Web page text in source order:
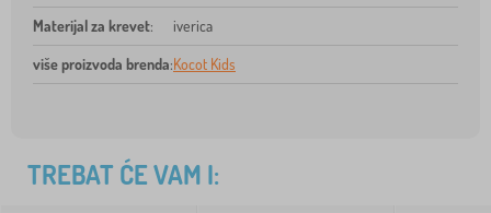
Materijal za krevet: iverica
više proizvoda brenda:Kocot Kids
TREBAT ĆE VAM I: